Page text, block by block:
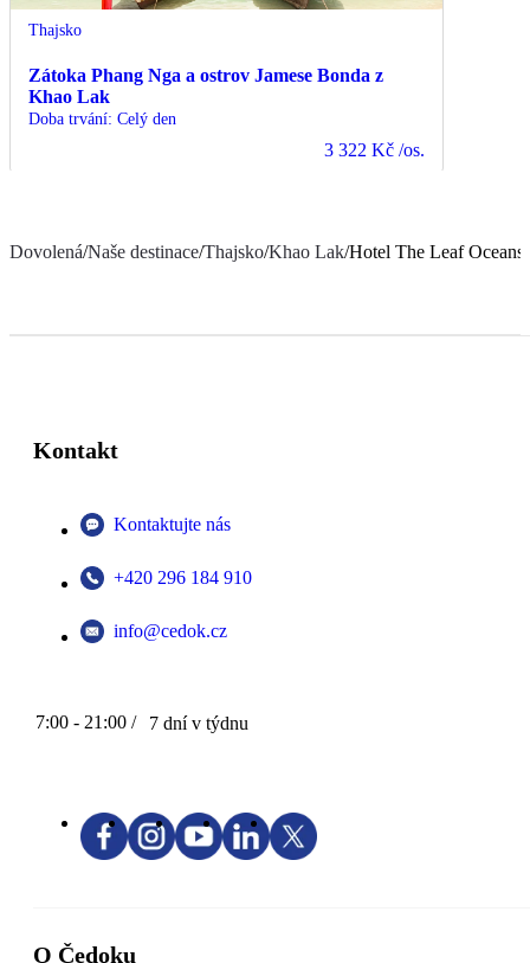
Thajsko
Zátoka Phang Nga a ostrov Jamese Bonda z
Khao Lak
Doba trvání: Celý den
3 322 Kč /os.
Dovolená/Naše destinace/Thajsko/Khao Lak/Hotel The Leaf
Kontakt
Kontaktujte nás
+420 296 184 910
info@cedok.cz
7:00 - 21:00 / 7 dní v týdnu
O Čedoku